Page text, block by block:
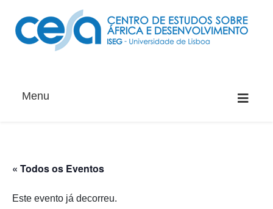
Menu
« Todos os Eventos
Este evento já decorreu.